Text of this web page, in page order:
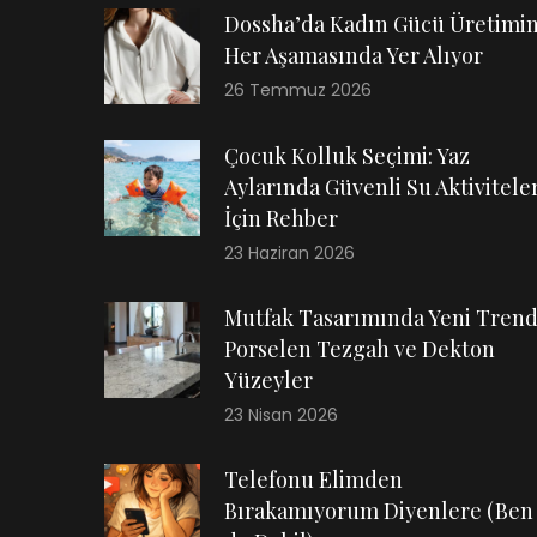
Dossha’da Kadın Gücü
Her Aşamasında Yer Alıyor
26 Temmuz 2026
Çocuk Kolluk Seçimi: Yaz
Aylarında Güvenli Su
İçin Rehber
23 Haziran 2026
Mutfak Tasarımında Yeni
Porselen Tezgah ve Dekton
Yüzeyler
23 Nisan 2026
Telefonu Elimden
Bırakamıyorum Diyenlere (Ben